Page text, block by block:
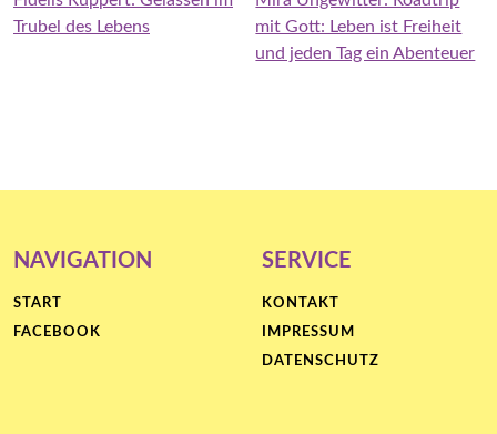
Trubel des Lebens
mit Gott: Leben ist Freiheit
und jeden Tag ein Abenteuer
NAVIGATION
START
FACEBOOK
SERVICE
KONTAKT
IMPRESSUM
DATENSCHUTZ